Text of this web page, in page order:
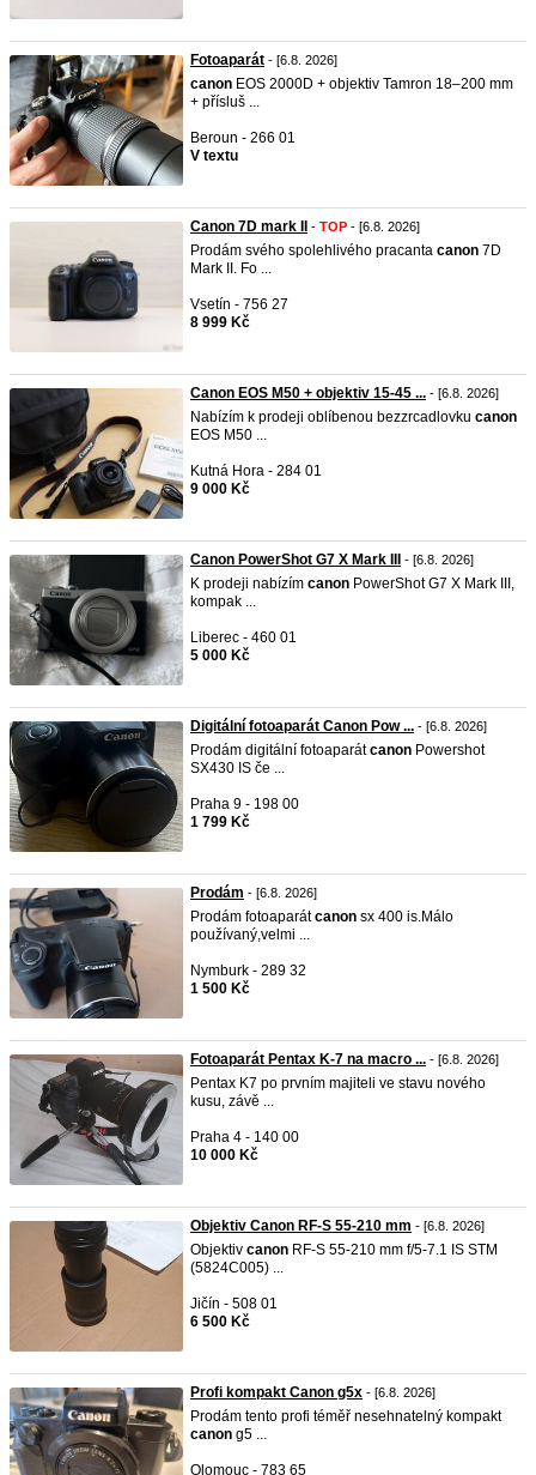
Fotoaparát - [6.8. 2026]
canon EOS 2000D + objektiv Tamron 18–200 mm
+ přísluš ...
Beroun - 266 01
V textu
Canon 7D mark II - TOP - [6.8. 2026]
Prodám svého spolehlivého pracanta canon 7D
Mark II. Fo ...
Vsetín - 756 27
8 999 Kč
Canon EOS M50 + objektiv 15-45 ... - [6.8. 2026]
Nabízím k prodeji oblíbenou bezzrcadlovku canon
EOS M50 ...
Kutná Hora - 284 01
9 000 Kč
Canon PowerShot G7 X Mark III - [6.8. 2026]
K prodeji nabízím canon PowerShot G7 X Mark III,
kompak ...
Liberec - 460 01
5 000 Kč
Digitální fotoaparát Canon Pow ... - [6.8. 2026]
Prodám digitální fotoaparátcanon Powershot
SX430 IS če ...
Praha 9 - 198 00
1 799 Kč
Prodám - [6.8. 2026]
Prodám fotoaparátcanon sx 400 is.Málo
používaný,velmi ...
Nymburk - 289 32
1 500 Kč
Fotoaparát Pentax K-7 na macro ... - [6.8. 2026]
Pentax K7 po prvním majiteli ve stavu nového
kusu, závě ...
Praha 4 - 140 00
10 000 Kč
Objektiv Canon RF-S 55-210 mm - [6.8. 2026]
Objektiv canon RF-S 55-210 mm f/5-7.1 IS STM
(5824C005) ...
Jičín - 508 01
6 500 Kč
Profi kompakt Canon g5x - [6.8. 2026]
Prodám tento profi téměř nesehnatelný kompakt
canon g5 ...
Olomouc - 783 65